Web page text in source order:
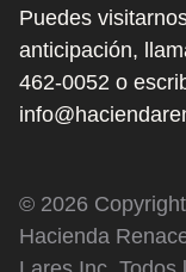
Puedes
anticipación,
462-0052 o
© 2026
Hacienda